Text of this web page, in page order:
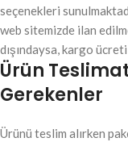
seçenekleri
web sitemizde ilan
dışındaysa, kargo
Ürün
Gerekenler
Ürünü teslim alırken